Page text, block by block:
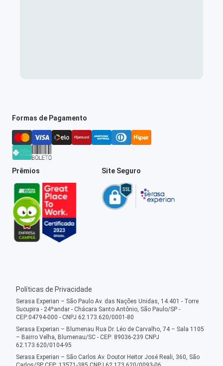
Formas de Pagamento
Prêmios Site Seguro
Políticas de Privacidade
Serasa Experian – São Paulo Av. das Nações Unidas, 14.401 - Torre
Sucupira - 24ºandar - Chácara Santo Antônio, São Paulo/SP -
CEP:04794-000 - CNPJ 62.173.620/0001-80
Serasa Experian – Blumenau Rua Dr. Léo de Carvalho, 74 – Sala 1105
– Bairro Velha, Blumenau/SC - CEP: 89036-239 CNPJ
62.173.620/0104-95
Serasa Experian – São Carlos Av. Doutor Heitor José Reali, 360, São